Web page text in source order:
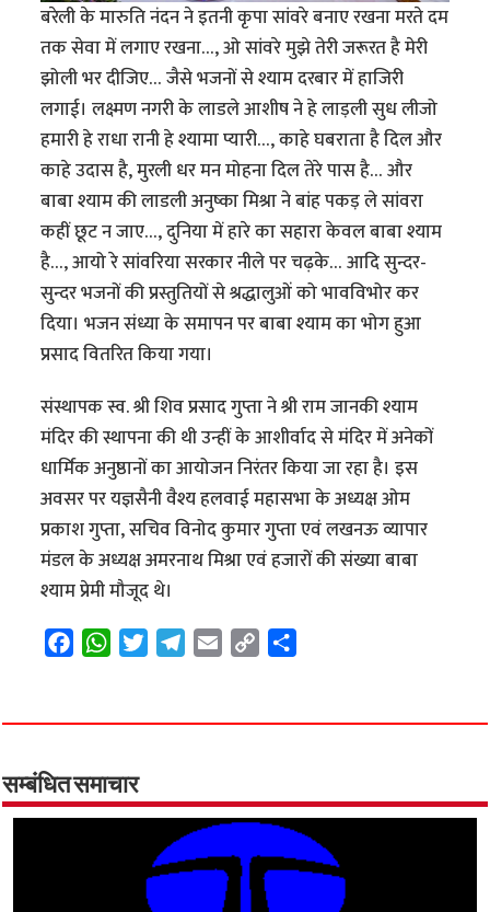
बरेली के मारुति नंदन ने इतनी कृपा सांवरे बनाए रखना मरते दम
तक सेवा में लगाए रखना…, ओ सांवरे मुझे तेरी जरूरत है मेरी
झोली भर दीजिए… जैसे भजनों से श्याम दरबार में हाजिरी
लगाई। लक्ष्मण नगरी के लाडले आशीष ने हे लाड़ली सुध लीजो
हमारी हे राधा रानी हे श्यामा प्यारी…, काहे घबराता है दिल और
काहे उदास है, मुरली धर मन मोहना दिल तेरे पास है… और
बाबा श्याम की लाडली अनुष्का मिश्रा ने बांह पकड़ ले सांवरा
कहीं छूट न जाए…, दुनिया में हारे का सहारा केवल बाबा श्याम
है…, आयो रे सांवरिया सरकार नीले पर चढ़के… आदि सुन्दर-
सुन्दर भजनों की प्रस्तुतियों से श्रद्धालुओं को भावविभोर कर
दिया। भजन संध्या के समापन पर बाबा श्याम का भोग हुआ
प्रसाद वितरित किया गया।
संस्थापक स्व. श्री शिव प्रसाद गुप्ता ने श्री राम जानकी श्याम
मंदिर की स्थापना की थी उन्हीं के आशीर्वाद से मंदिर में अनेकों
धार्मिक अनुष्ठानों का आयोजन निरंतर किया जा रहा है। इस
अवसर पर यज्ञसैनी वैश्य हलवाई महासभा के अध्यक्ष ओम
प्रकाश गुप्ता, सचिव विनोद कुमार गुप्ता एवं लखनऊ व्यापार
मंडल के अध्यक्ष अमरनाथ मिश्रा एवं हजारों की संख्या बाबा
श्याम प्रेमी मौजूद थे।
F
e
o
o
W
t
A
p
T
t
r
T
e
a
m
E
i
C
y
n
r
सम्बंधित समाचार